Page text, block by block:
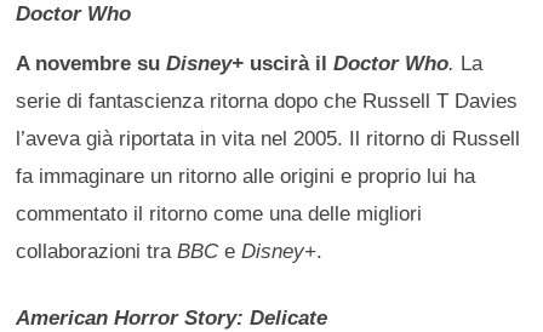
Doctor Who
A novembre suDisney+ uscirà ilDoctor Who. La
serie di fantascienza ritorna dopo che Russell T Davies
l’aveva già riportata in vita nel 2005. Il ritorno di Russell
fa immaginare un ritorno alle origini e proprio lui ha
commentato il ritorno come una delle migliori
collaborazioni traBBCeDisney+.
American Horror Story: Delicate